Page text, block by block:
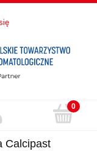
Calcipast